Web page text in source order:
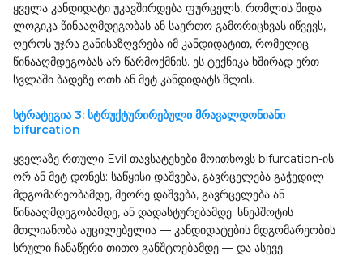
ყველა კანდიდატი უკავშირდება ფურცელს, რომლის შიდა
ლოგიკა წინააღმდეგობას ან საერთო გამორიცხვას იწვევს,
ღეროს უჯრა განისაზღვრება იმ კანდიდატით, რომელიც
წინააღმდეგობას არ წარმოქმნის. ეს ტექნიკა ხშირად ერთ
სვლაში ბადეზე ოთხ ან მეტ კანდიდატს შლის.
სტრატეგია 3: სტრუქტურირებული მრავალდონიანი
bifurcation
ყველაზე რთული Evil თავსატეხები მოითხოვს bifurcation-ის
ორ ან მეტ დონეს: საწყისი დაშვება, გავრცელება გაჭედილ
მდგომარეობამდე, მეორე დაშვება, გავრცელება ან
წინააღმდეგობამდე, ან დადასტურებამდე. სნეპშოტის
მთლიანობა აუცილებელია — კანდიდატების მდგომარეობის
სრული ჩანაწერი თითო განშტოებამდე — და ასევე